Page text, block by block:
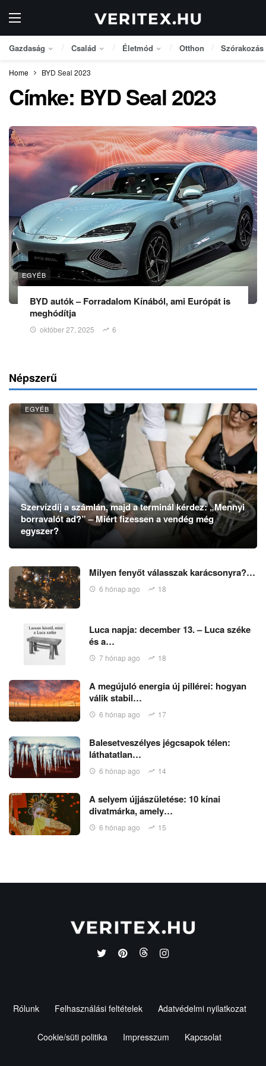
Gazdaság Család Életmód Otthon Szórakozás
Home BYD Seal 2023
Címke: BYD Seal 2023
EGYÉB
BYD autók – Forradalom Kínából, ami Európát is
meghódítja
október 27, 2025 6
Népszerű
EGYÉB
Szervízdíj a számlán, majd a terminál kérdez: „Mennyi
borravalót ad?” – Miért fizessen a vendég még
egyszer?
Milyen fenyőt válasszak karácsonyra?…
6 hónap ago 18
Luca napja: december 13. – Luca széke
és a…
7 hónap ago 18
A megújuló energia új pillérei: hogyan
válik stabil…
6 hónap ago 17
Balesetveszélyes jégcsapok télen:
láthatatlan…
6 hónap ago 14
A selyem újjászületése: 10 kínai
divatmárka, amely…
6 hónap ago 15
Rólunk Felhasználási feltételek Adatvédelmi nyilatkozat
Cookie/süti politika Impresszum Kapcsolat